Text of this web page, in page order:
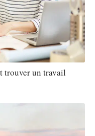
trouver un travail